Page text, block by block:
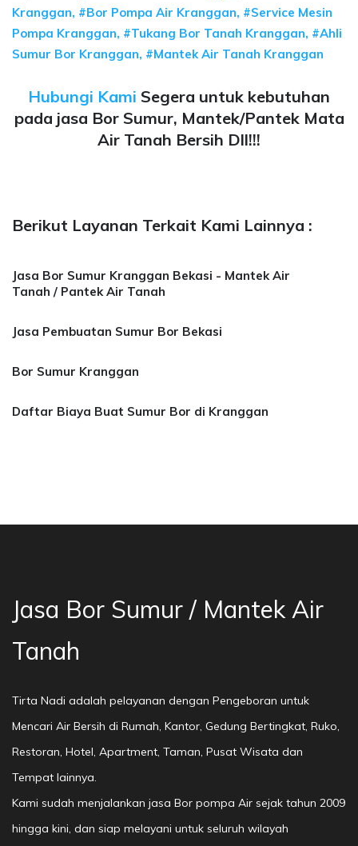
Kranggan, #Bor Pompa Air Kranggan, #Service Mesin
Pompa Kranggan, #Tukang Bor Tanah Kranggan, #Ahli
Sumur Bor Kranggan, #Mantek Air Tanah Kranggan
Hubungi Kami Segera untuk kebutuhan
pada jasa Bor Sumur, Mantek/Pantek Mata
Air Tanah Bersih Dll!!!
Berikut Layanan Terkait Kami Lainnya :
Jasa Bor Sumur Kranggan Bekasi - Mantek Air
Tanah / Pantek Air Tanah
Jasa Pembuatan Sumur Bor Bekasi
Bor Sumur Kranggan
Daftar Biaya Buat Sumur Bor di Kranggan
Jasa Bor Sumur / Mantek Air
Tanah
Tirta Nadi adalah pelayanan dengan Pengeboran untuk
Mencari Air Bersih di Rumah, Kantor, Gedung Bertingkat, Ruko,
Restoran, Hotel, Apartment, Taman, Pusat Wisata dan
Tempat lainnya.
Kami sudah menjalankan jasa Bor pompa Air sejak tahun 2009
hingga kini, dan siap melayani untuk seluruh wilayah